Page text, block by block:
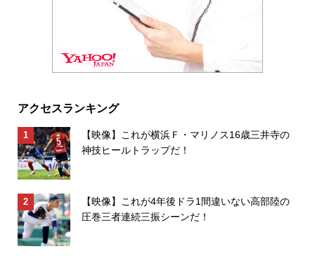
アクセスランキング
【映像】これが横浜Ｆ・マリノス16歳三井寺の
神技ヒールトラップだ！
【映像】これが4年後ドラ1間違いない高部陸の
圧巻三者連続三振シーンだ！